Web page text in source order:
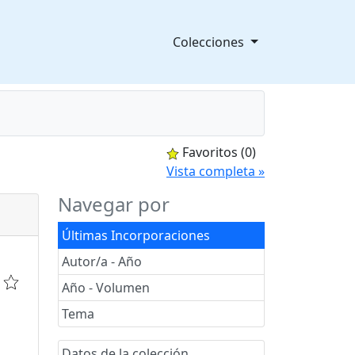
Colecciones
Favoritos (0)
Vista completa »
Navegar por
Últimas Incorporaciones
Autor/a - Año
Año - Volumen
Tema